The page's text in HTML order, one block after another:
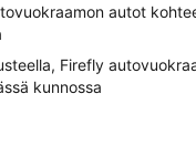
autot
Firefly
kunnossa